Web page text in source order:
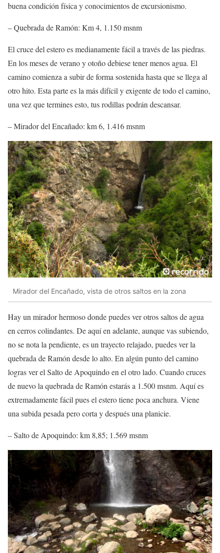
buena condición física y conocimientos de excursionismo.
– Quebrada de Ramón: Km 4, 1.150 msnm
El cruce del estero es medianamente fácil a través de las piedras.
En los meses de verano y otoño debiese tener menos agua. El
camino comienza a subir de forma sostenida hasta que se llega al
otro hito. Esta parte es la más difícil y exigente de todo el camino,
una vez que termines esto, tus rodillas podrán descansar.
– Mirador del Encañado: km 6, 1.416 msnm
Mirador del Encañado, vista de otros saltos en la zona
Hay un mirador hermoso donde puedes ver otros saltos de agua
en cerros colindantes. De aquí en adelante, aunque vas subiendo,
no se nota la pendiente, es un trayecto relajado, puedes ver la
quebrada de Ramón desde lo alto. En algún punto del camino
logras ver el Salto de Apoquindo en el otro lado. Cuando cruces
de nuevo la quebrada de Ramón estarás a 1.500 msnm. Aquí es
extremadamente fácil pues el estero tiene poca anchura. Viene
una subida pesada pero corta y después una planicie.
– Salto de Apoquindo: km 8,85; 1.569 msnm